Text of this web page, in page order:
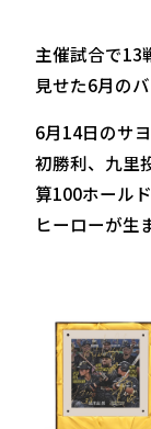
主催試合で13
見せた6月のバ
6月14日のサ
初勝利、九里
算100ホール
ヒーローが生